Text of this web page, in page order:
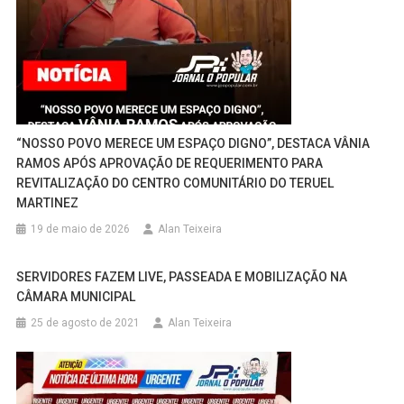
“NOSSO POVO MERECE UM ESPAÇO DIGNO”, DESTACA VÂNIA
RAMOS APÓS APROVAÇÃO DE REQUERIMENTO PARA
REVITALIZAÇÃO DO CENTRO COMUNITÁRIO DO TERUEL
MARTINEZ
19 de maio de 2026 Alan Teixeira
SERVIDORES FAZEM LIVE, PASSEADA E MOBILIZAÇÃO NA
CÂMARA MUNICIPAL
25 de agosto de 2021 Alan Teixeira